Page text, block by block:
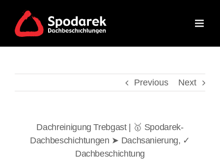
content
Previous Next
Dachreinigung Trebgast | 🥇 Spodarek-
Dachbeschichtungen ➤ Dachsanierung, ✓
Dachbeschichtung